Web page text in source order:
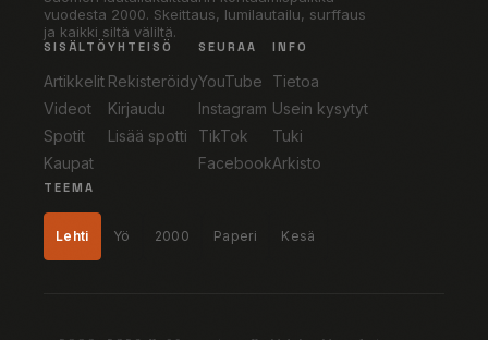
vuodesta 2000. Skeittaus, lumilautailu, surffaus
ja kaikki siltä väliltä.
SISÄLTÖ
Artikkelit
Videot
Spotit
Kaupat
YHTEISÖ
Rekisteröidy
Kirjaudu
Lisää spotti
SEURAA
YouTube
Instagram
TikTok
Facebook
INFO
Tietoa
Usein kysytyt
Tuki
Arkisto
TEEMA
Lehti Yö 2000 Paperi Kesä